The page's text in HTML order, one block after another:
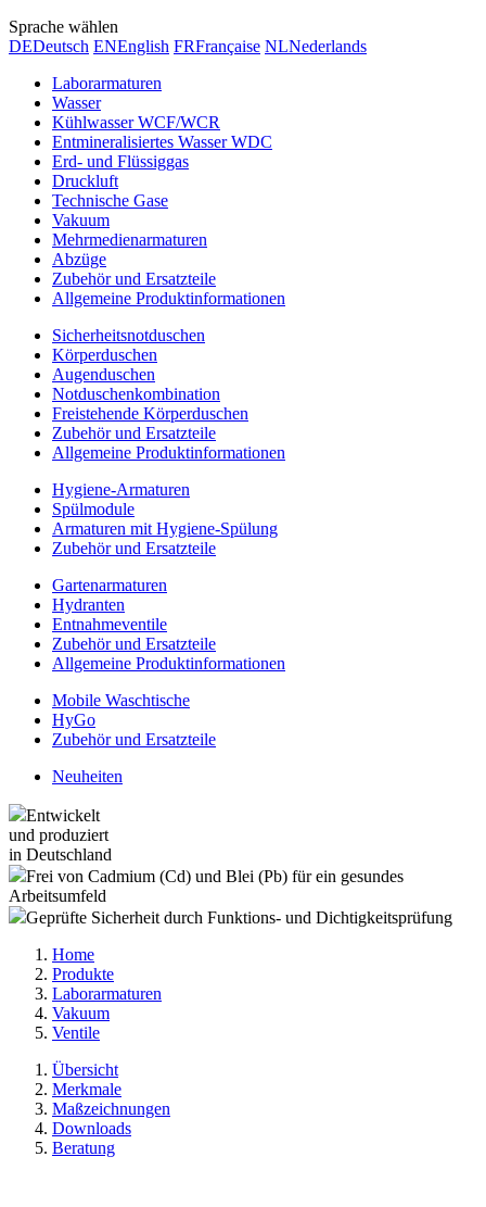
Sprache wählen
DEDeutsch ENEnglish FRFrançaise NLNederlands
Laborarmaturen
Wasser
Kühlwasser WCF/WCR
Entmineralisiertes Wasser WDC
Erd- und Flüssiggas
Druckluft
Technische Gase
Vakuum
Mehrmedienarmaturen
Abzüge
Zubehör und Ersatzteile
Allgemeine Produktinformationen
Sicherheitsnotduschen
Körperduschen
Augenduschen
Notduschenkombination
Freistehende Körperduschen
Zubehör und Ersatzteile
Allgemeine Produktinformationen
Hygiene-Armaturen
Spülmodule
Armaturen mit Hygiene-Spülung
Zubehör und Ersatzteile
Gartenarmaturen
Hydranten
Entnahmeventile
Zubehör und Ersatzteile
Allgemeine Produktinformationen
Mobile Waschtische
HyGo
Zubehör und Ersatzteile
Neuheiten
Entwickelt
und produziert
in Deutschland
Frei von Cadmium (Cd) und Blei (Pb) für ein gesundes
Arbeitsumfeld
Geprüfte Sicherheit durch Funktions- und Dichtigkeitsprüfung
Home
Produkte
Laborarmaturen
Vakuum
Ventile
Übersicht
Merkmale
Maßzeichnungen
Downloads
Beratung